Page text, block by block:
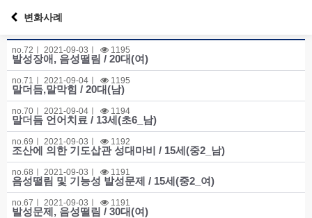
변화사례
no.72ㅣ 2021-09-03 1195
발성장애, 음성떨림 / 20대(여)
no.71ㅣ 2021-09-04 1195
말더듬,말막힘 / 20대(남)
no.70ㅣ 2021-09-04 1194
말더듬 언어치료 / 13세(초6_남)
no.69ㅣ 2021-09-03 1192
조산에 의한 기도삽관 성대마비 / 15세(중2_남)
no.68ㅣ 2021-09-03 1191
음성떨림 및 기능성 발성문제 / 15세(중2_여)
no.67ㅣ 2021-09-03 1191
발성문제, 음성떨림 / 30대(여)